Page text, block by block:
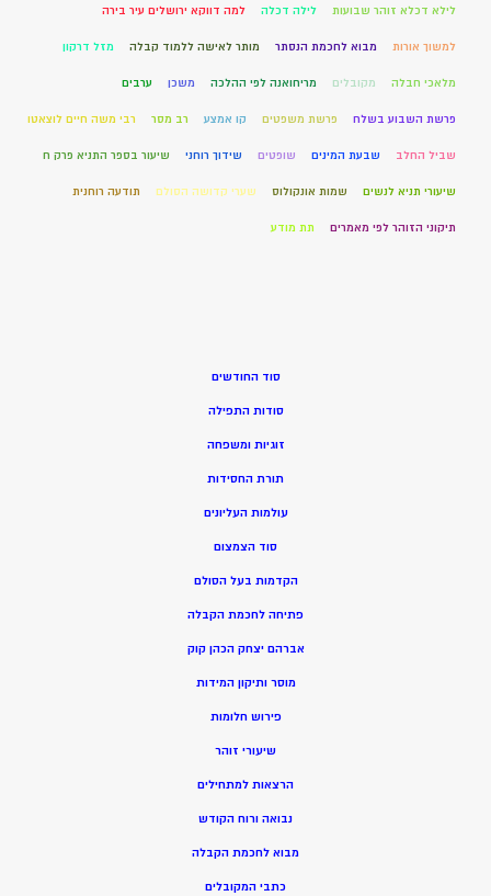
לילא דכלא זוהר שבועות לילה דכלה למה דווקא ירושלים עיר בירה
למשוך אורות מבוא לחכמת הנסתר מותר לאישה ללמוד קבלה מזל דרקון
מלאכי חבלה מקובלים מריחואנה לפי ההלכה משכן ערבים
פרשת השבוע בשלח פרשת משפטים קו אמצע רב מסר רבי משה חיים לוצאטו
שביל החלב שבעת המינים שופטים שידוך רוחני שיעור בספר התניא פרק ח
שיעורי תניא לנשים שמות אונקולוס שערי קדושה הסולם תודעה רוחנית
תיקוני הזוהר לפי מאמרים תת מודע
סוד החודשים
סודות התפילה
זוגיות ומשפחה
תורת החסידות
עולמות העליונים
סוד הצמצום
הקדמות בעל הסולם
פתיחה לחכמת הקבלה
אברהם יצחק הכהן קוק
מוסר ותיקון המידות
פירוש חלומות
שיעורי זוהר
הרצאות למתחילים
נבואה ורוח הקודש
מבוא לחכמת הקבלה
כתבי המקובלים